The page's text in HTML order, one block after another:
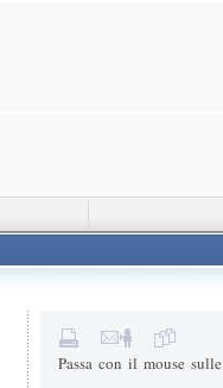
Passa con il mouse
Il tuo nome *
Messaggio